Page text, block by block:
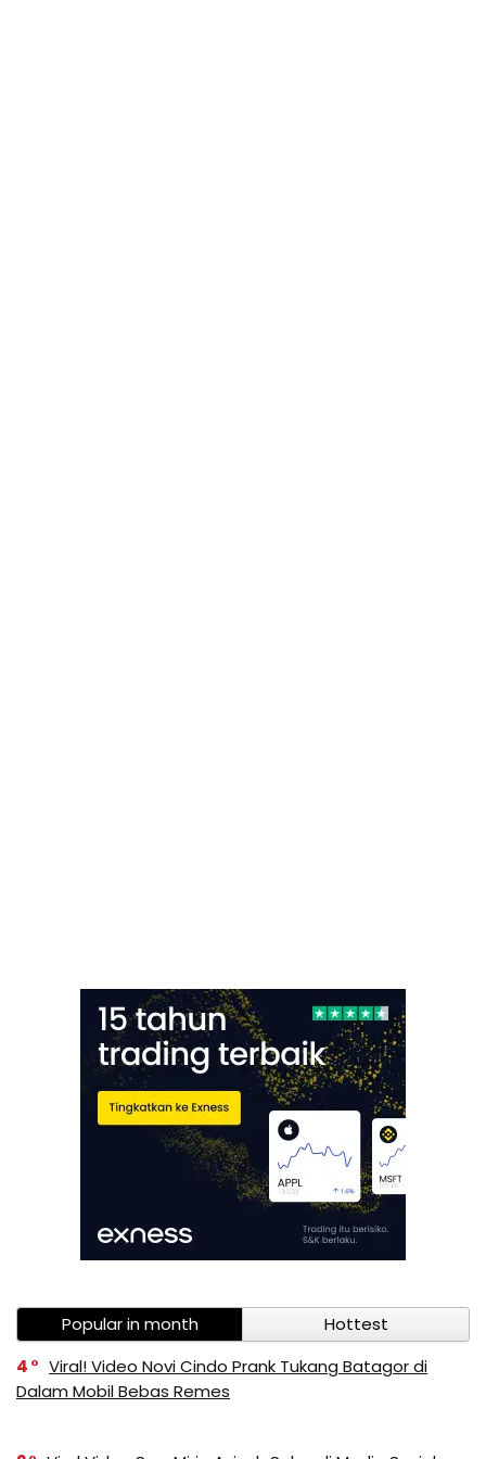
Popular in month
Hottest
4
Viral! Video Novi Cindo Prank Tukang Batagor di
Dalam Mobil Bebas Remes